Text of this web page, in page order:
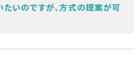
いのですが、方式の提案が可